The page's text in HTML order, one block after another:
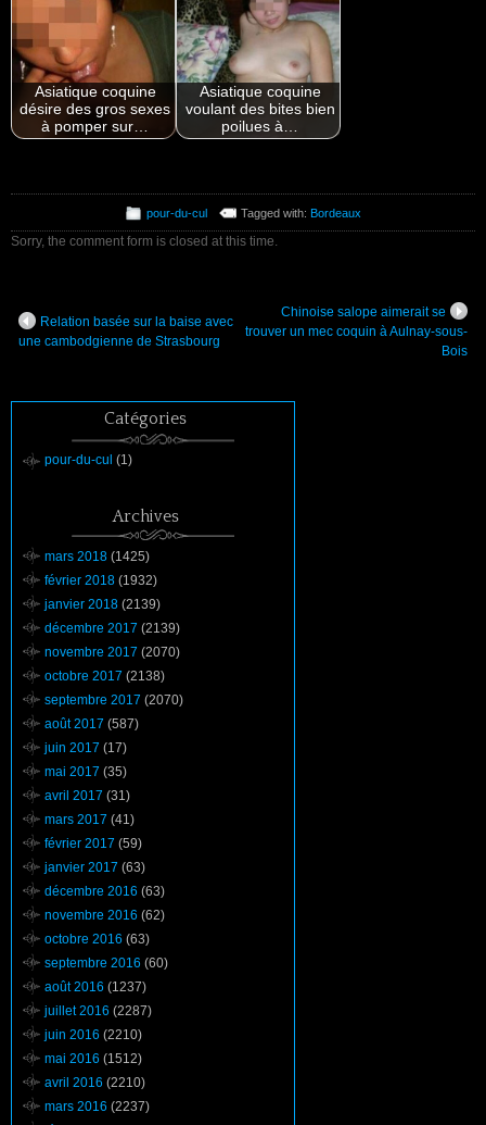
Asiatique coquine
désire des gros sexes
à pomper sur…
Asiatique coquine
voulant des bites bien
poilues à…
pour-du-cul Tagged with: Bordeaux
Sorry, the comment form is closed at this time.
Relation basée sur la baise avec
une cambodgienne de Strasbourg
Chinoise salope aimerait se
trouver un mec coquin à Aulnay-sous-
Bois
Catégories
pour-du-cul (1)
Archives
mars 2018 (1425)
février 2018 (1932)
janvier 2018 (2139)
décembre 2017 (2139)
novembre 2017 (2070)
octobre 2017 (2138)
septembre 2017 (2070)
août 2017 (587)
juin 2017 (17)
mai 2017 (35)
avril 2017 (31)
mars 2017 (41)
février 2017 (59)
janvier 2017 (63)
décembre 2016 (63)
novembre 2016 (62)
octobre 2016 (63)
septembre 2016 (60)
août 2016 (1237)
juillet 2016 (2287)
juin 2016 (2210)
mai 2016 (1512)
avril 2016 (2210)
mars 2016 (2237)